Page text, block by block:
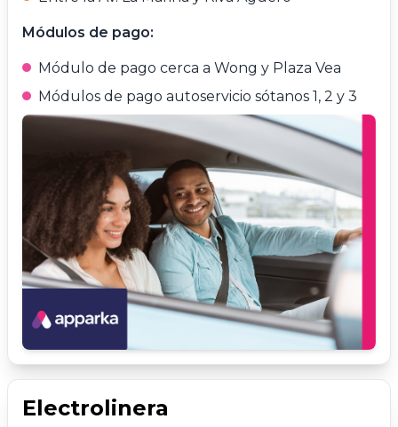
Módulos de pago:
Módulo de pago cerca a Wong y Plaza Vea
Módulos de pago autoservicio sótanos 1, 2 y 3
Electrolinera